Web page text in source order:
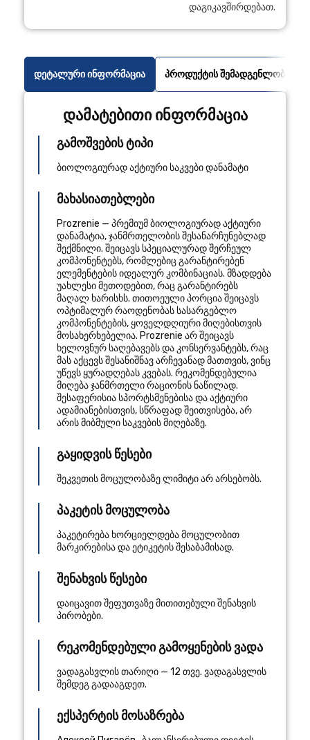
დაგიკავშირდებათ.
დეტალური ინფორმაცია პროდუქტის შემადგენლობა
დამატებითი ინფორმაცია
გამოშვების ტიპი
ბიოლოგიურად აქტიური საკვები დანამატი
მახასიათებლები
Prozrenie — პრემიუმ ბიოლოგიურად აქტიური
დანამატია, ჯანმრთელობის შესანარჩუნებლად
შექმნილი. შეიცავს სპეციალურად შერჩეულ
კომპონენტებს, რომლებიც გარანტირებენ
ელემენტების იდეალურ კომბინაციას. მზადდება
უახლესი მეთოდებით, რაც გარანტირებს
მაღალ ხარისხს. თითოეული პორცია შეიცავს
ოპტიმალურ რაოდენობას სასარგებლო
კომპონენტების, ყოველდღიური მიღებისთვის
მოსახერხებელია. Prozrenie არ შეიცავს
ხელოვნურ საღებავებს და კონსერვანტებს, რაც
მას აქცევს შესანიშნავ არჩევანად მათთვის, ვინც
უწევს ყურადღებას კვებას. რეკომენდებულია
მიღება ჯანმრთელი რაციონის ნაწილად.
შესაფერისია სპორტსმენებისა და აქტიური
ადამიანებისთვის, სწრაფად შეითვისება, არ
არის მიბმული საკვების მიღებაზე.
გაყიდვის წესები
შეკვეთის მოცულობაზე ლიმიტი არ არსებობს.
პაკეტის მოცულობა
პაკეტირება ხორციელდება მოცულობით
მარკირებისა და ეტიკეტის შესაბამისად.
შენახვის წესები
დაიცავით შეფუთვაზე მითითებული შენახვის
პირობები.
რეკომენდებული გამოყენების ვადა
ვადაგასვლის თარიღი — 12 თვე. ვადაგასვლის
შემდეგ გადააგდეთ.
ექსპერტის მოსაზრება